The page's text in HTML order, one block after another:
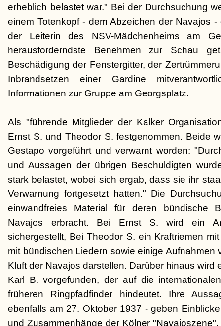
erheblich belastet war." Bei der Durchsuchung
einem Totenkopf - dem Abzeichen der Navajos
der Leiterin des NSV-Mädchenheims am
herausforderndste Benehmen zur Schau
Beschädigung der Fenstergitter, der
Inbrandsetzen einer Gardine
Informationen zur Gruppe am Georgsplatz.
Als "führende Mitglieder der Kalker
Ernst S. und Theodor S. festgenommen. Beide
Gestapo vorgeführt und verwarnt worden:
und Aussagen der übrigen Beschuldigten
stark belastet, wobei sich ergab, dass sie ihr
Verwarnung fortgesetzt hatten." Die
einwandfreies Material für deren bündische
Navajos erbracht. Bei Ernst S. wird ein
sichergestellt, Bei Theodor S. ein Kraftriemen
mit bündischen Liedern sowie einige Aufnahmen
Kluft der Navajos darstellen. Darüber hinaus wird
Karl B. vorgefunden, der auf die
früheren Ringpfadfinder hindeutet. Ihre
ebenfalls am 27. Oktober 1937 - geben
und Zusammenhänge der Kölner